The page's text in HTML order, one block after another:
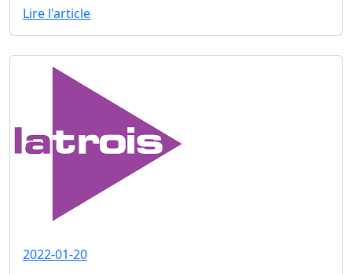
Lire l'article
2022-01-20